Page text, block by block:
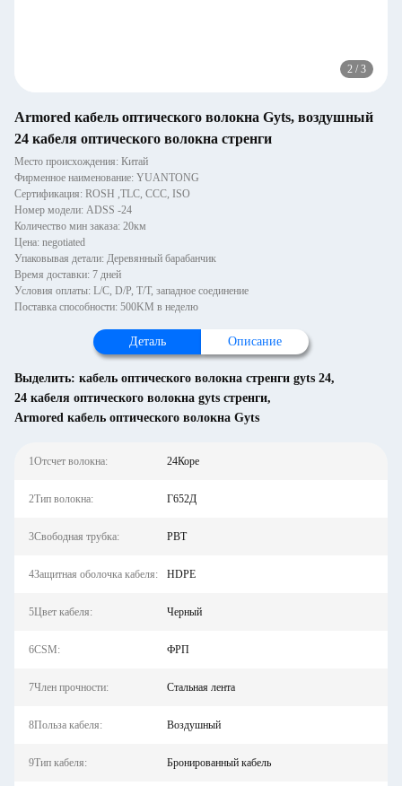
2 / 3
Armored кабель оптического волокна Gyts, воздушный
24 кабеля оптического волокна стренги
Место происхождения: Китай
Фирменное наименование: YUANTONG
Сертификация: ROSH ,TLC, CCC, ISO
Номер модели: ADSS -24
Количество мин заказа: 20км
Цена: negotiated
Упаковывая детали: Деревянный барабанчик
Время доставки: 7 дней
Условия оплаты: L/C, D/P, T/T, западное соединение
Поставка способности: 500KM в неделю
Деталь Описание
Выделить: кабель оптического волокна стренги gyts 24,
24 кабеля оптического волокна gyts стренги,
Armored кабель оптического волокна Gyts
1Отсчет волокна: 24Коре
2Тип волокна: Г652Д
3Свободная трубка: PBT
4Защитная оболочка кабеля: HDPE
5Цвет кабеля: Черный
6CSM: ФРП
7Член прочности: Стальная лента
8Польза кабеля: Воздушный
9Тип кабеля: Бронированный кабель